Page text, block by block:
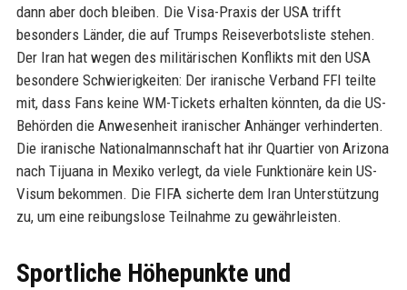
dann aber doch bleiben. Die Visa-Praxis der USA trifft
besonders Länder, die auf Trumps Reiseverbotsliste stehen.
Der Iran hat wegen des militärischen Konflikts mit den USA
besondere Schwierigkeiten: Der iranische Verband FFI teilte
mit, dass Fans keine WM-Tickets erhalten könnten, da die US-
Behörden die Anwesenheit iranischer Anhänger verhinderten.
Die iranische Nationalmannschaft hat ihr Quartier von Arizona
nach Tijuana in Mexiko verlegt, da viele Funktionäre kein US-
Visum bekommen. Die FIFA sicherte dem Iran Unterstützung
zu, um eine reibungslose Teilnahme zu gewährleisten.
Sportliche Höhepunkte und